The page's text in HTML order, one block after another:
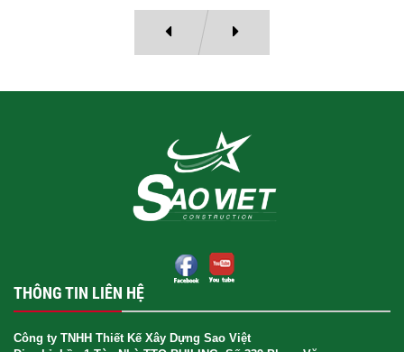
THÔNG TIN LIÊN HỆ
Công ty TNHH Thiết Kế Xây Dựng Sao Việt